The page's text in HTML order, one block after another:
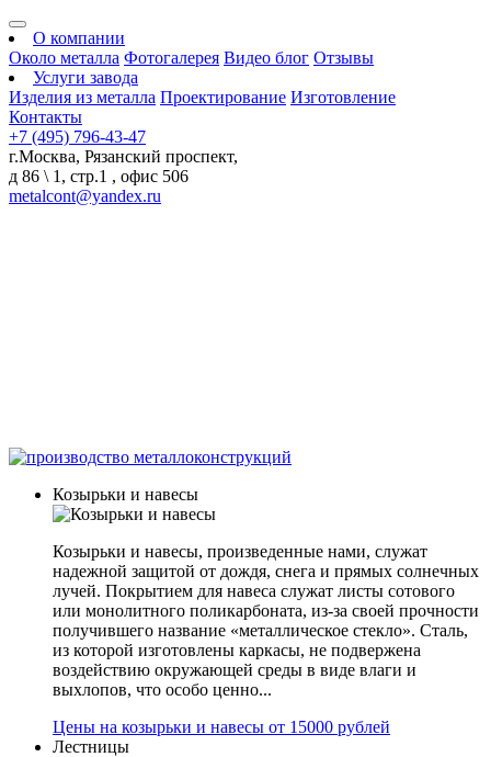
О компании
Около металла Фотогалерея Видео блог Отзывы
Услуги завода
Изделия из металла Проектирование Изготовление
Контакты
+7 (495) 796-43-47
г.Москва, Рязанский проспект,
д 86 \ 1, стр.1 , офис 506
metalcont@yandex.ru
Козырьки и навесы
Козырьки и навесы, произведенные нами, служат
надежной защитой от дождя, снега и прямых солнечных
лучей. Покрытием для навеса служат листы сотового
или монолитного поликарбоната, из-за своей прочности
получившего название «металлическое стекло». Сталь,
из которой изготовлены каркасы, не подвержена
воздействию окружающей среды в виде влаги и
выхлопов, что особо ценно...
Цены на козырьки и навесы от 15000 рублей
Лестницы